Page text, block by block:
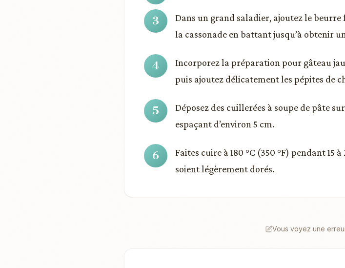
Dans un grand saladier, ajoutez le
la cassonade en battant jusqu’à obtenir
Incorporez la préparation pour gâteau
puis ajoutez délicatement les pépites de
Déposez des cuillerées à soupe de pâte
espaçant d’environ 5 cm.
Faites cuire à 180 °C (350 °F) pendant 15
soient légèrement dorés.
Vous voyez une